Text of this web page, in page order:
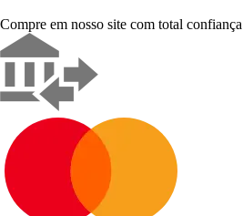
Compre em nosso site com total confiança